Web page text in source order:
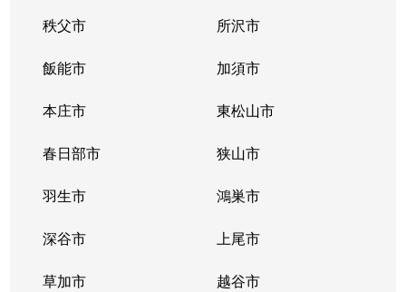
南浦和
17,000万円 南浦和
南浦和
6,900万円 南浦和
南浦和
5,800万円 南浦和
四谷
10,000万円 西浦和
四谷
5,800万円 武蔵浦和
四谷
11,000万円 武蔵浦和
秩父市 所沢市
飯能市 加須市
本庄市 東松山市
春日部市 狭山市
羽生市 鴻巣市
深谷市 上尾市
草加市 越谷市